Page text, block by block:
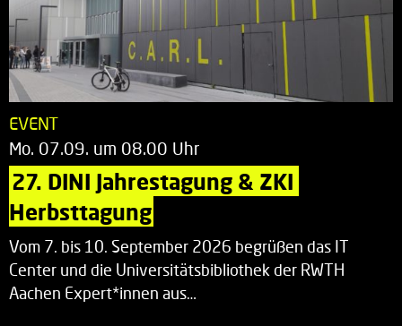
EVENT
Mo. 07.09. um 08.00 Uhr
27. DINI Jahrestagung & ZKI
Herbsttagung
Vom 7. bis 10. September 2026 begrüßen das IT
Center und die Universitätsbibliothek der RWTH
Aachen Expert*innen aus…